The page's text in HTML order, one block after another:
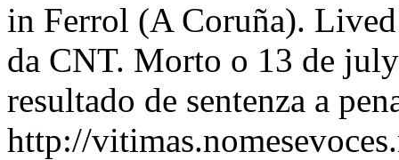
in Ferrol (A Coruña).
da CNT. Morto o 13 de
resultado de sentenza a
http://